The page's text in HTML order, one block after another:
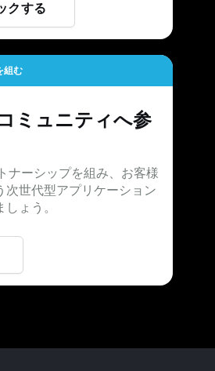
クする
組む
ミュニティへ参
ナーシップを組み、お客様
次世代型アプリケーション
ょう。